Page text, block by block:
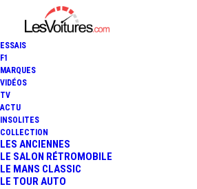
ESSAIS
F1
MARQUES
VIDÉOS
TV
ACTU
INSOLITES
COLLECTION
LES ANCIENNES
LE SALON RÉTROMOBILE
LE MANS CLASSIC
LE TOUR AUTO
Haudricourt
voies) Gauche